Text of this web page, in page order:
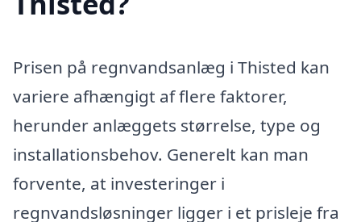
Prisen på regnvandsanlæg i Thisted kan
variere afhængigt af flere faktorer,
herunder anlæggets størrelse, type og
installationsbehov. Generelt kan man
forvente, at investeringer i
regnvandsløsninger ligger i et prisleje fra